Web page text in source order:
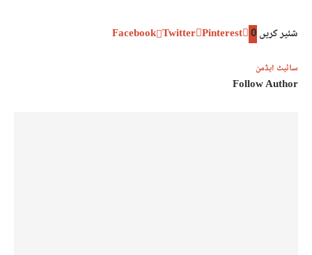
شئیر کریں0
Facebook Twitter Pinterest
سائیٹ ایڈمن
Follow Author